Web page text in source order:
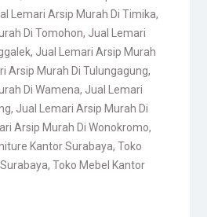
Lemari Arsip Murah Di Timika,
Di Tomohon, Jual Lemari
, Jual Lemari Arsip Murah
Arsip Murah Di Tulungagung,
Di Wamena, Jual Lemari
, Jual Lemari Arsip Murah Di
Arsip Murah Di Wonokromo,
Kantor Surabaya, Toko
, Toko Mebel Kantor